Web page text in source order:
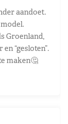
aandoet.
Groenland,
“gesloten”.
maken🤔